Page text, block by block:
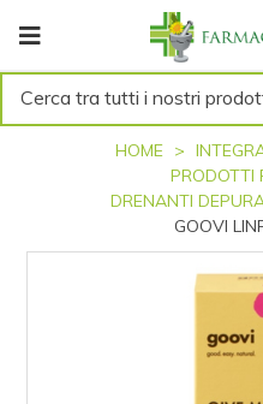
Cerca tra tutti i nostri
HOME
PRODOTTI
DRENANTI
GOOVI